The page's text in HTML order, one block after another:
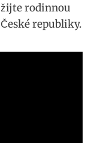
rodinnou
republiky.